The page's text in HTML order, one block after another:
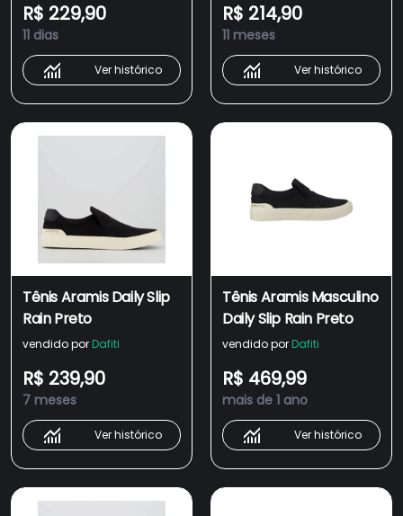
R$ 229,90
11 dias
Ver histórico
R$ 214,90
11 meses
Ver histórico
Tênis Aramis Daily Slip
Rain Preto
vendido por Dafiti
R$ 239,90
7 meses
Ver histórico
Tênis Aramis Masculino
Daily Slip Rain Preto
vendido por Dafiti
R$ 469,99
mais de 1 ano
Ver histórico